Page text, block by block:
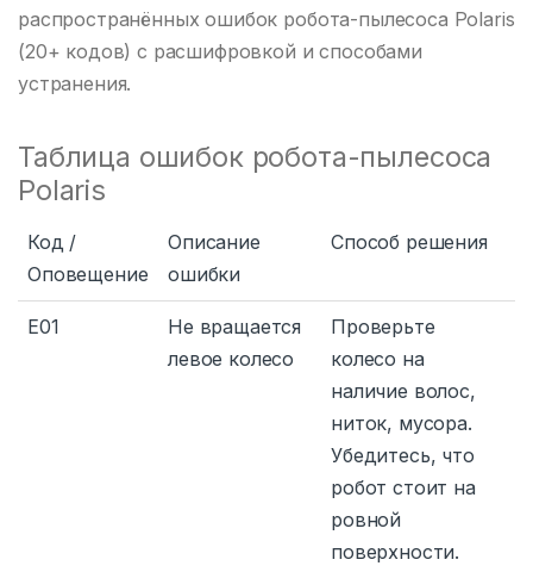
распространённых ошибок робота-пылесоса Polaris
(20+ кодов) с расшифровкой и способами
устранения.
Таблица ошибок робота-пылесоса
Polaris
Код /
Оповещение
Описание
ошибки
Способ решения
E01
Не вращается
левое колесо
Проверьте
колесо на
наличие волос,
ниток, мусора.
Убедитесь, что
робот стоит на
ровной
поверхности.